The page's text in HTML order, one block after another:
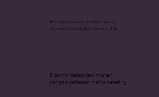
Menggunakan bahan yang
dijamin halal dan berkualiti.
Dijamin sedap dan murah
dengan pelbagai menu katering.